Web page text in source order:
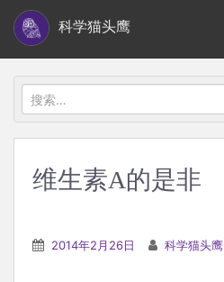
i
科学猫头鹰
搜
索：
维生素A的是非
2014年2月26日 科学猫头鹰